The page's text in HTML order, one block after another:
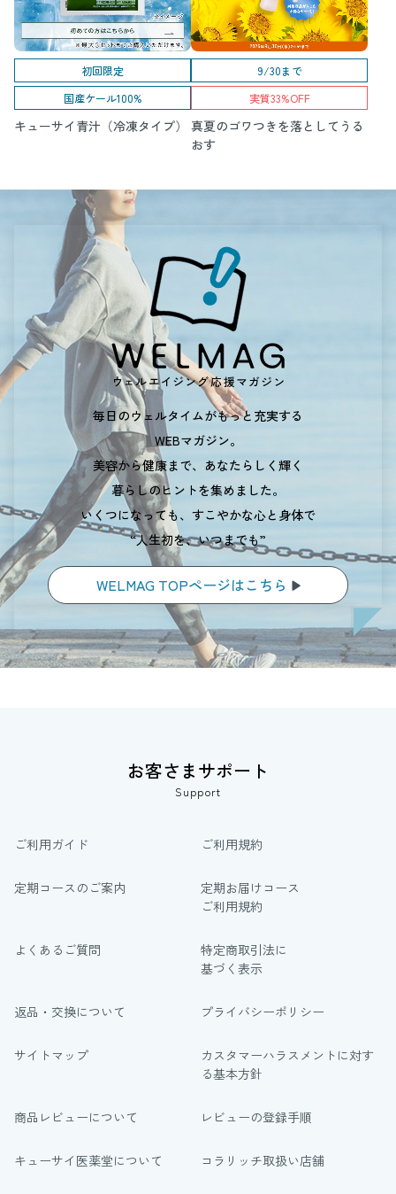
初回限定
国産ケール100%
キューサイ青汁（冷凍タイプ）
9/30まで
実質33%OFF
真夏のゴワつきを落としてうる
おす
毎日のウェルタイムがもっと充実する
WEBマガジン。
美容から健康まで、あなたらしく輝く
暮らしのヒントを集めました。
いくつになっても、すこやかな心と身体で
“人生初を、いつまでも”
WELMAG TOPページはこちら
お客さまサポート
Support
ご利用ガイド ご利用規約
定期コースのご案内
定期お届けコース
ご利用規約
よくあるご質問
特定商取引法に
基づく表示
返品・交換について プライバシーポリシー
サイトマップ
カスタマーハラスメントに対す
る基本方針
商品レビューについて レビューの登録手順
キューサイ医薬堂について コラリッチ取扱い店舗